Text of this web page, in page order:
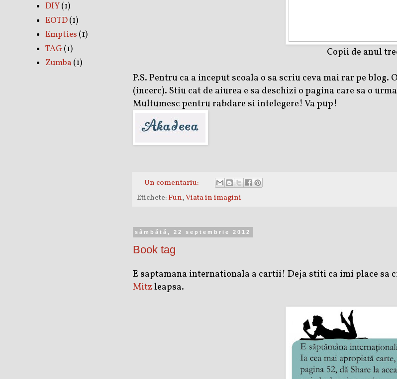
Copii de anul
P.S. Pentru ca a inceput scoala o sa scriu ceva mai rar pe blog.
(incerc). Stiu cat de aiurea e sa deschizi o pagina care sa o
Multumesc pentru rabdare si intelegere! Va pup!
Un comentariu:
Etichete:Fun,Viata in imagini
sâmbătă, 22 septembrie 2012
Book tag
E saptamana internationala a cartii! Deja stiti ca imi place sa
Mitzleapsa.
DIY(1)
EOTD(1)
Empties (1)
TAG (1)
Zumba (1)